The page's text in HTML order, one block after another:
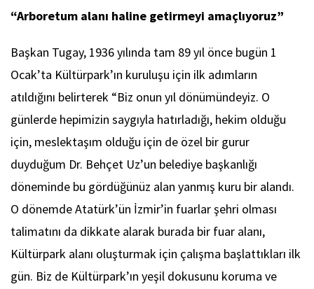
“Arboretum alanı haline getirmeyi amaçlıyoruz”
Başkan Tugay, 1936 yılında tam 89 yıl önce bugün 1
Ocak’ta Kültürpark’ın kuruluşu için ilk adımların
atıldığını belirterek “Biz onun yıl dönümündeyiz. O
günlerde hepimizin saygıyla hatırladığı, hekim olduğu
için, meslektaşım olduğu için de özel bir gurur
duyduğum Dr. Behçet Uz’un belediye başkanlığı
döneminde bu gördüğünüz alan yanmış kuru bir alandı.
O dönemde Atatürk’ün İzmir’in fuarlar şehri olması
talimatını da dikkate alarak burada bir fuar alanı,
Kültürpark alanı oluşturmak için çalışma başlattıkları ilk
gün. Biz de Kültürpark’ın yeşil dokusunu koruma ve